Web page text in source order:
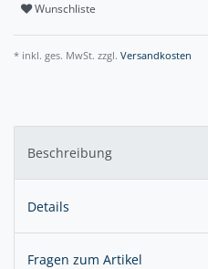
Wunschliste
* inkl. ges. MwSt. zzgl. Versandkosten
Beschreibung
Details
Fragen zum Artikel